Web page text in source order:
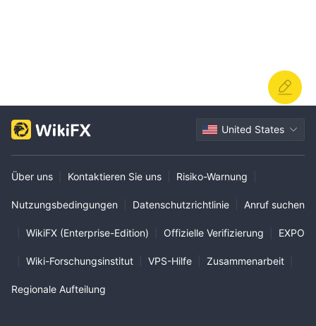
United States
Über uns Kontaktieren Sie uns Risiko-Warnung
Nutzungsbedingungen Datenschutzrichtlinie Anruf suchen
WikiFX (Enterprise-Edition) Offizielle Verifizierung EXPO
Wiki-Forschungsinstitut VPS-Hilfe Zusammenarbeit
Regionale Aufteilung